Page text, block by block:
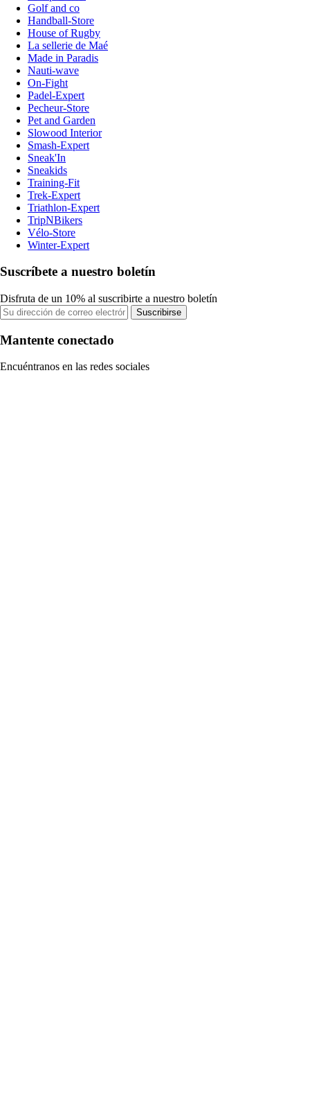
Golf and co
Handball-Store
House of Rugby
La sellerie de Maé
Made in Paradis
Nauti-wave
On-Fight
Padel-Expert
Pecheur-Store
Pet and Garden
Slowood Interior
Smash-Expert
Sneak'In
Sneakids
Training-Fit
Trek-Expert
Triathlon-Expert
TripNBikers
Vélo-Store
Winter-Expert
Suscríbete a nuestro boletín
Disfruta de un 10% al suscribirte a nuestro boletín
Suscribirse
Mantente conectado
Encuéntranos en las redes sociales